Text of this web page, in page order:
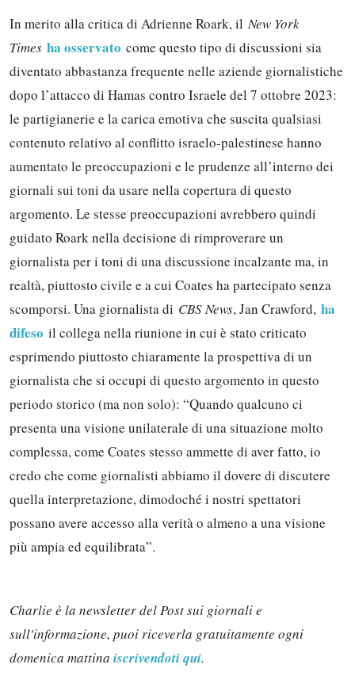
In merito alla critica di Adrienne Roark, il New York
Times ha osservato come questo tipo di discussioni sia
diventato abbastanza frequente nelle aziende giornalistiche
dopo l’attacco di Hamas contro Israele del 7 ottobre 2023:
le partigianerie e la carica emotiva che suscita qualsiasi
contenuto relativo al conflitto israelo-palestinese hanno
aumentato le preoccupazioni e le prudenze all’interno dei
giornali sui toni da usare nella copertura di questo
argomento. Le stesse preoccupazioni avrebbero quindi
guidato Roark nella decisione di rimproverare un
giornalista per i toni di una discussione incalzante ma, in
realtà, piuttosto civile e a cui Coates ha partecipato senza
scomporsi. Una giornalista di CBS News, Jan Crawford, ha
difeso il collega nella riunione in cui è stato criticato
esprimendo piuttosto chiaramente la prospettiva di un
giornalista che si occupi di questo argomento in questo
periodo storico (ma non solo): “Quando qualcuno ci
presenta una visione unilaterale di una situazione molto
complessa, come Coates stesso ammette di aver fatto, io
credo che come giornalisti abbiamo il dovere di discutere
quella interpretazione, dimodoché i nostri spettatori
possano avere accesso alla verità o almeno a una visione
più ampia ed equilibrata”.
Charlie è la newsletter del Post sui giornali e
sull'informazione, puoi riceverla gratuitamente ogni
domenica mattina iscrivendoti qui.